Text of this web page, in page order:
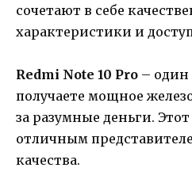
сочетают в себе
характеристики и
Redmi Note 10 Pro – один
получаете мощное
за разумные деньги.
отличным
качества.